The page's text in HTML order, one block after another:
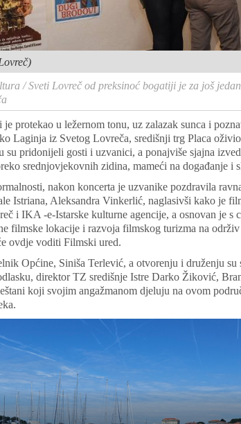
/Sveti Lovreč od preksinoć bogatiji je za još
protekao u ležernom tonu, uz zalazak sunca i
Laginja iz Svetog Lovreča, središnji trg Placa
su pridonijeli gosti i uzvanici, a ponajviše sjajna
srednjovjekovnih zidina, mameći na događanje i
nakon koncerta je uzvanike pozdravila
Istriana, Aleksandra Vinkerlić, naglasivši kako je
i IKA -e-Istarske kulturne agencije, a osnovan je s
filmske lokacije i razvoja filmskog turizma na
ovdje voditi Filmski ured.
Općine, Siniša Terlević, a otvorenju i druženju
direktor TZ središnje Istre Darko Žiković,
koji svojim angažmanom djeluju na ovom